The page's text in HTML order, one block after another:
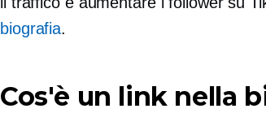
biografia.
Cos'è un link nella